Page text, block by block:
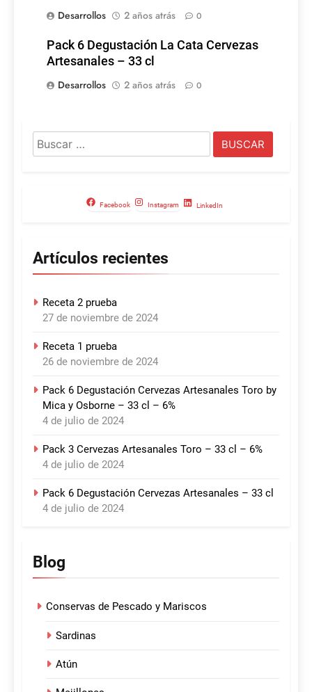
Desarrollos
2 años atrás 0
Pack 6 Degustación La Cata Cervezas
Artesanales – 33 cl
Desarrollos
2 años atrás 0
Buscar:
Facebook Instagram LinkedIn
Artículos recientes
Receta 2 prueba
27 de noviembre de 2024
Receta 1 prueba
26 de noviembre de 2024
Pack 6 Degustación Cervezas Artesanales Toro by
Mica y Osborne – 33 cl – 6%
4 de julio de 2024
Pack 3 Cervezas Artesanales Toro – 33 cl – 6%
4 de julio de 2024
Pack 6 Degustación Cervezas Artesanales – 33 cl
4 de julio de 2024
Blog
Conservas de Pescado y Mariscos
Sardinas
Atún